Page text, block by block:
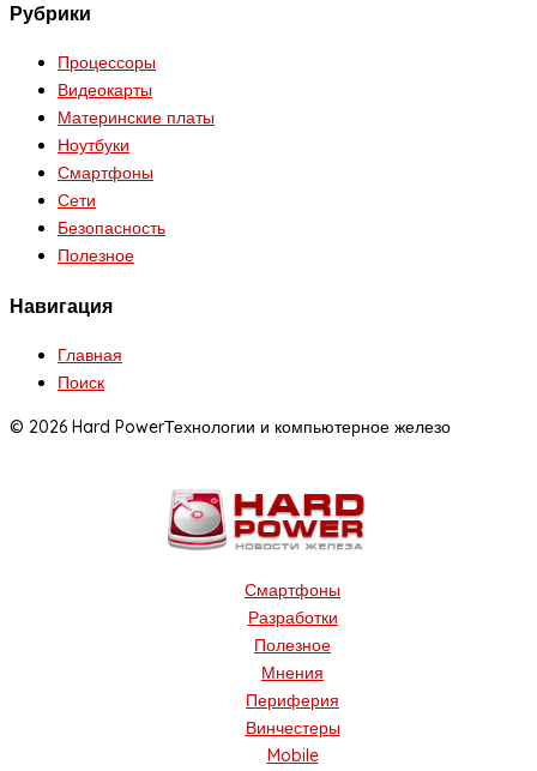
Рубрики
Процессоры
Видеокарты
Материнские платы
Ноутбуки
Смартфоны
Сети
Безопасность
Полезное
Навигация
Главная
Поиск
© 2026 Hard PowerТехнологии и компьютерное железо
Смартфоны
Разработки
Полезное
Мнения
Периферия
Винчестеры
Mobile